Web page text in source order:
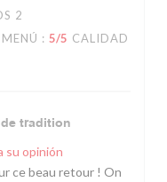
2
MENÚ : 5/5 CALIDAD
tradition
su opinión
ce beau retour ! On